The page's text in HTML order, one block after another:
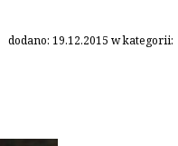
dodano: 19.12.2015 w kategorii: